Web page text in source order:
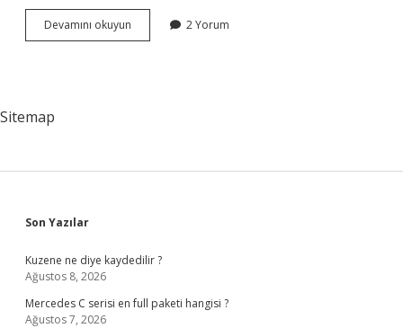
Devamını okuyun
A
2 Yorum
Sitemap
Sidebar
Son Yazılar
Kuzene ne diye kaydedilir ?
Ağustos 8, 2026
Mercedes C serisi en full paketi hangisi ?
Ağustos 7, 2026